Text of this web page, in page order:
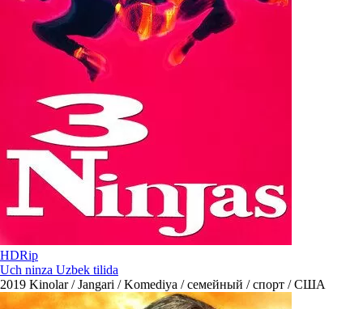
HDRip
Uch ninza Uzbek tilida
2019 Kinolar / Jangari / Komediya / семейный / спорт / США